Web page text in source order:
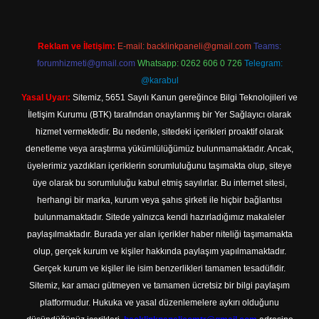
Reklam ve İletişim: E-mail: backlinkpaneli@gmail.com Teams:
forumhizmeti@gmail.com Whatsapp: 0262 606 0 726 Telegram:
@karabul
Yasal Uyarı: Sitemiz, 5651 Sayılı Kanun gereğince Bilgi Teknolojileri ve
İletişim Kurumu (BTK) tarafından onaylanmış bir Yer Sağlayıcı olarak
hizmet vermektedir. Bu nedenle, sitedeki içerikleri proaktif olarak
denetleme veya araştırma yükümlülüğümüz bulunmamaktadır. Ancak,
üyelerimiz yazdıkları içeriklerin sorumluluğunu taşımakta olup, siteye
üye olarak bu sorumluluğu kabul etmiş sayılırlar. Bu internet sitesi,
herhangi bir marka, kurum veya şahıs şirketi ile hiçbir bağlantısı
bulunmamaktadır. Sitede yalnızca kendi hazırladığımız makaleler
paylaşılmaktadır. Burada yer alan içerikler haber niteliği taşımamakta
olup, gerçek kurum ve kişiler hakkında paylaşım yapılmamaktadır.
Gerçek kurum ve kişiler ile isim benzerlikleri tamamen tesadüfidir.
Sitemiz, kar amacı gütmeyen ve tamamen ücretsiz bir bilgi paylaşım
platformudur. Hukuka ve yasal düzenlemelere aykırı olduğunu